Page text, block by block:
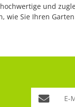
und
Sie Ihren